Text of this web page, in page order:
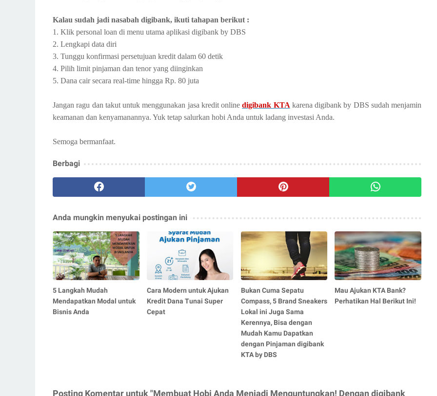
Kalau sudah jadi nasabah digibank, ikuti tahapan berikut :
1. Klik personal loan di menu utama aplikasi digibank by DBS
2. Lengkapi data diri
3. Tunggu konfirmasi persetujuan kredit dalam 60 detik
4. Pilih limit pinjaman dan tenor yang diinginkan
5. Dana cair secara real-time hingga Rp. 80 juta
Jangan ragu dan takut untuk menggunakan jasa kredit onlinedigibank KTA karena digibank by DBS sudah menjamin
keamanan dan kenyamanannya. Yuk tetap salurkan hobi Anda untuk ladang investasi Anda.
Semoga bermanfaat.
Berbagi
Anda mungkin menyukai postingan ini
5 Langkah Mudah
Mendapatkan Modal untuk
Bisnis Anda
Cara Modern untuk Ajukan
Kredit Dana Tunai Super
Cepat
Bukan Cuma Sepatu
Compass, 5 Brand Sneakers
Lokal ini Juga Sama
Kerennya, Bisa dengan
Mudah Kamu Dapatkan
dengan Pinjaman digibank
KTA by DBS
Mau Ajukan KTA Bank?
Perhatikan Hal Berikut Ini!
Posting Komentar untuk "Membuat Hobi Anda Menjadi Menguntungkan! Dengan digibank